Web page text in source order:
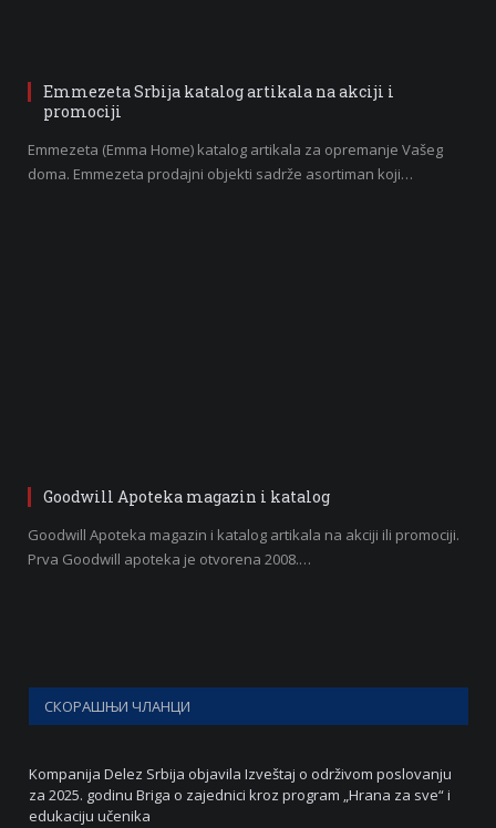
Emmezeta Srbija katalog artikala na akciji i
promociji
Emmezeta (Emma Home) katalog artikala za opremanje Vašeg
doma. Emmezeta prodajni objekti sadrže asortiman koji…
Goodwill Apoteka magazin i katalog
Goodwill Apoteka magazin i katalog artikala na akciji ili promociji.
Prva Goodwill apoteka je otvorena 2008.…
СКОРАШЊИ ЧЛАНЦИ
Kompanija Delez Srbija objavila Izveštaj o održivom poslovanju
za 2025. godinu Briga o zajednici kroz program „Hrana za sve“ i
edukaciju učenika